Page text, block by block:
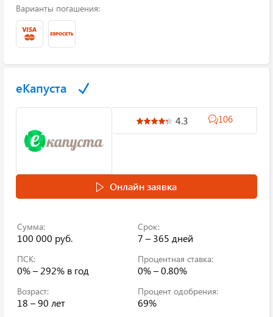
Варианты погашения:
еКапуста
4.3 106
Онлайн заявка
Сумма:
100 000 руб.
Срок:
7 – 365 дней
ПСК:
0% – 292% в год
Процентная ставка:
0% – 0.80%
Возраст:
18 – 90 лет
Процент одобрения:
69%